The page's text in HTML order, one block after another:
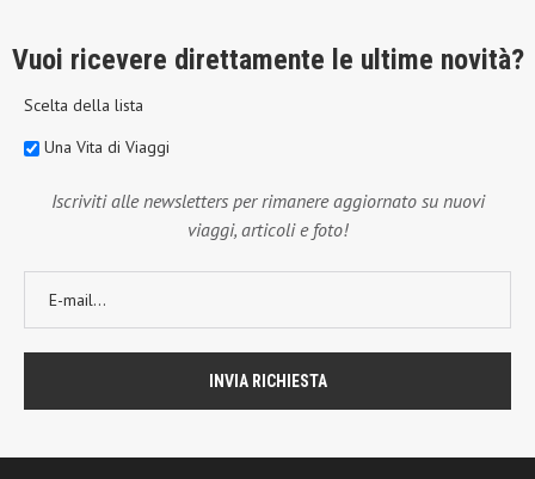
Vuoi ricevere direttamente le ultime novità?
Scelta della lista
Una Vita di Viaggi
Iscriviti alle newsletters per rimanere aggiornato su nuovi
viaggi, articoli e foto!